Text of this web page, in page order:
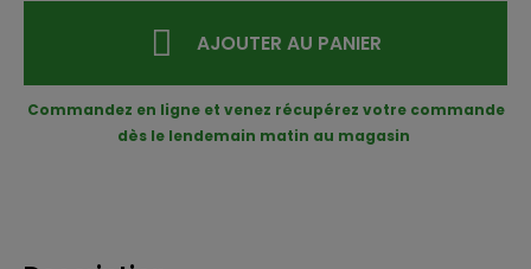
AJOUTER AU PANIER
Commandez en ligne et venez récupérez votre commande
dès le lendemain matin au magasin